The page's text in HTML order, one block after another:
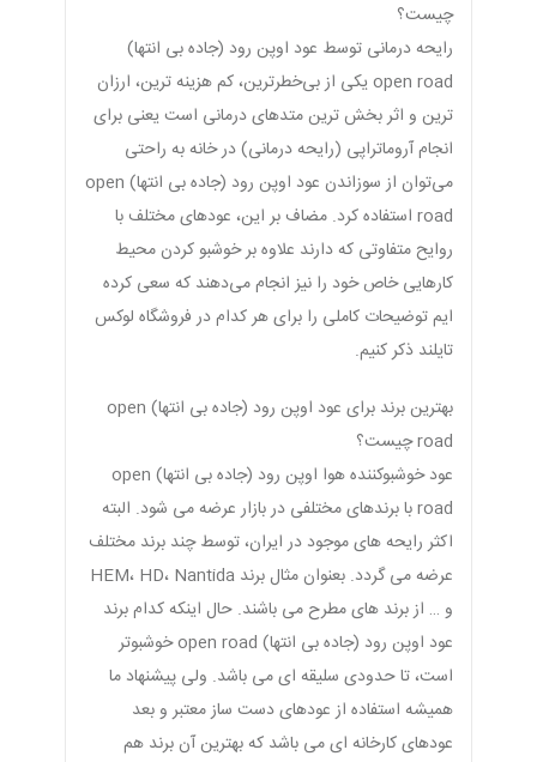
چیست؟
رایحه درمانی توسط عود اوپن رود (جاده بی انتها)
open road یکی از بی‌خطرترین، کم هزینه ترین، ارزان
ترین و اثر بخش ترین متدهای درمانی است یعنی برای
انجام آروماتراپی (رایحه درمانی) در خانه به راحتی
می‌توان از سوزاندن عود اوپن رود (جاده بی انتها) open
road استفاده کرد. مضاف بر این، عودهای مختلف با
روایح متفاوتی که دارند علاوه بر خوشبو کردن محیط
کارهایی خاص خود را نیز انجام می‌دهند که سعی کرده
ایم توضیحات کاملی را برای هر کدام در فروشگاه لوکس
تایلند ذکر کنیم.
بهترین برند برای عود اوپن رود (جاده بی انتها) open
road چیست؟
عود خوشبوکننده هوا اوپن رود (جاده بی انتها) open
road با برندهای مختلفی در بازار عرضه می شود. البته
اکثر رایحه های موجود در ایران، توسط چند برند مختلف
عرضه می گردد. بعنوان مثال برند HEM، HD، Nantida
و … از برند های مطرح می باشند. حال اینکه کدام برند
عود اوپن رود (جاده بی انتها) open road خوشبوتر
است، تا حدودی سلیقه ای می باشد. ولی پیشنهاد ما
همیشه استفاده از عودهای دست ساز معتبر و بعد
عودهای کارخانه ای می باشد که بهترین آن برند هم